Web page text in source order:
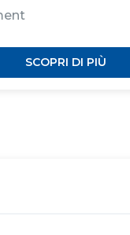
SCOPRI DI PIÙ